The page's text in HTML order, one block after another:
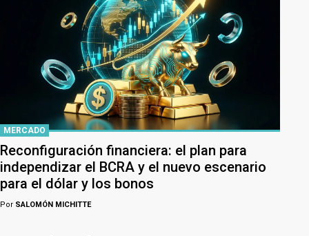
MERCADO
Reconfiguración financiera: el plan para
independizar el BCRA y el nuevo escenario
para el dólar y los bonos
Por SALOMÓN MICHITTE